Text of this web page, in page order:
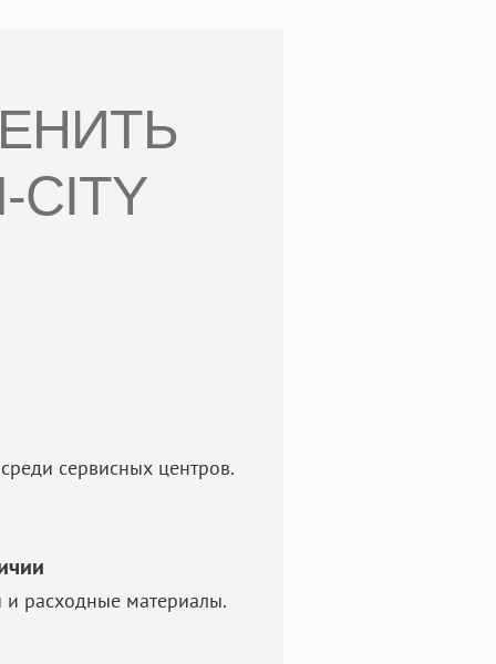
сервисных центров.
и расходные материалы.